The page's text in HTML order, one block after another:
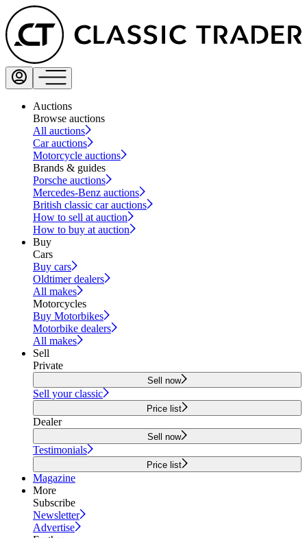
Auctions
Browse auctions
All auctions
Car auctions
Motorcycle auctions
Brands & guides
Porsche auctions
Mercedes-Benz auctions
British classic car auctions
How to sell at auction
How to buy at auction
Buy
Cars
Buy cars
Oldtimer dealers
All makes
Motorcycles
Buy Motorbikes
Motorbike dealers
All makes
Sell
Private
Sell now
Sell your classic
Price list
Dealer
Sell now
Testimonials
Price list
Magazine
More
Subscribe
Newsletter
Advertise